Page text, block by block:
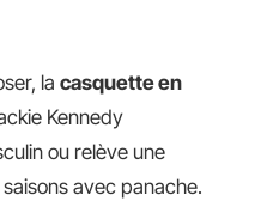
la casquette en
Kennedy
ou relève une
avec panache.